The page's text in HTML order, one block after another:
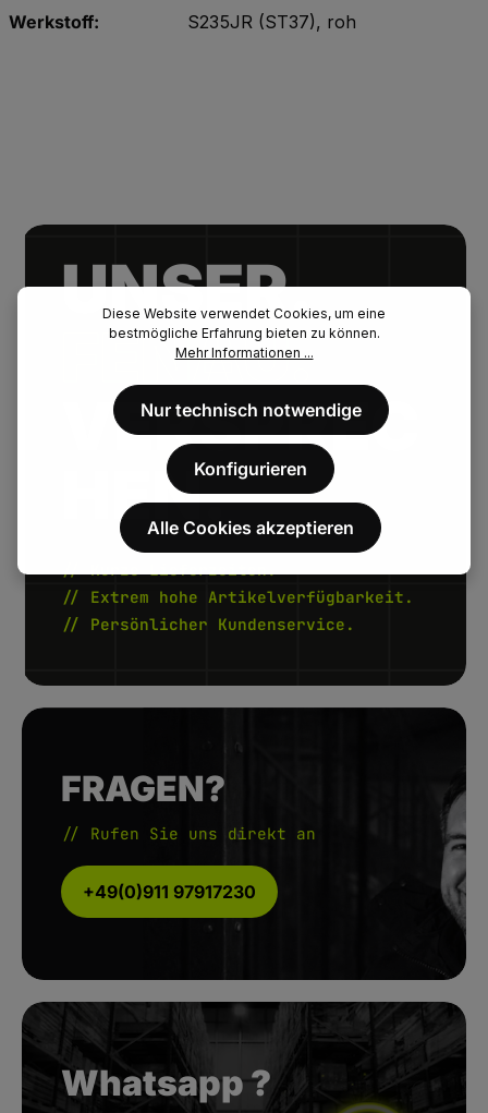
Werkstoff: S235JR (ST37), roh
UNSER.
FENAU.
VERSPREC
HEN.
// Kurze Lieferzeiten.
// Extrem hohe Artikelverfügbarkeit.
// Persönlicher Kundenservice.
FRAGEN?
// Rufen Sie uns direkt an
+49(0)911 97917230
Whatsapp ?
Diese Website verwendet Cookies, um eine
bestmögliche Erfahrung bieten zu können.
Mehr Informationen ...
Nur technisch notwendige
Konfigurieren
Alle Cookies akzeptieren